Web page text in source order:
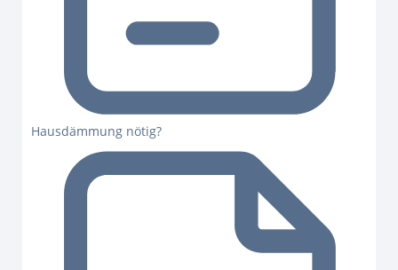
Hausdämmung nötig?